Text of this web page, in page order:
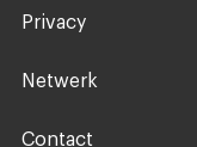
Privacy
Netwerk
Contact